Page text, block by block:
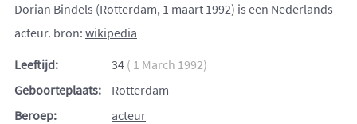
Dorian Bindels (Rotterdam, 1 maart 1992) is een Nederlands
acteur. bron: wikipedia
Leeftijd:
34 ( 1 March 1992)
Geboorteplaats:
Rotterdam
Beroep:
acteur